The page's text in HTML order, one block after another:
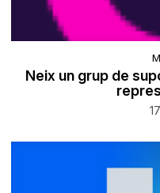
Neix un grup de